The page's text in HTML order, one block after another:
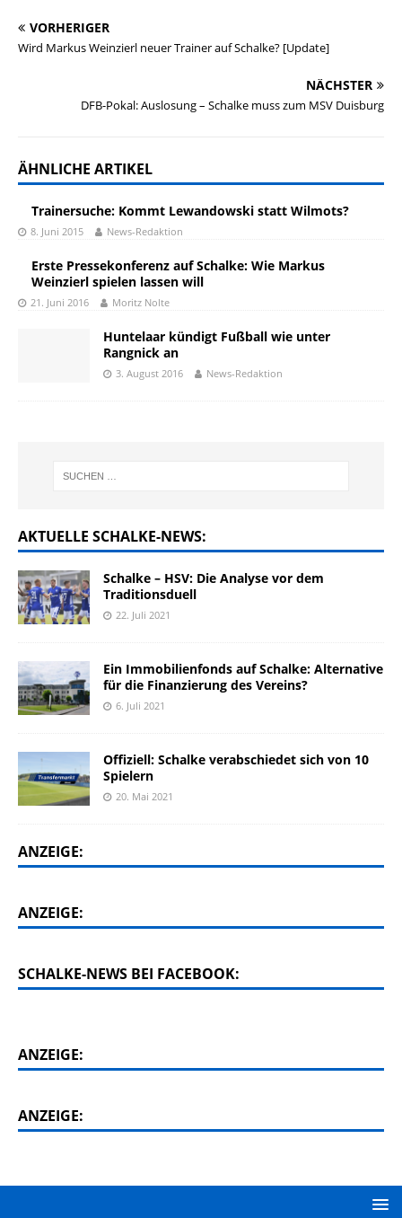
VORHERIGER
Wird Markus Weinzierl neuer Trainer auf Schalke? [Update]
NÄCHSTER
DFB-Pokal: Auslosung – Schalke muss zum MSV Duisburg
ÄHNLICHE ARTIKEL
Trainersuche: Kommt Lewandowski statt Wilmots?
8. Juni 2015 News-Redaktion
Erste Pressekonferenz auf Schalke: Wie Markus
Weinzierl spielen lassen will
21. Juni 2016 Moritz Nolte
Huntelaar kündigt Fußball wie unter
Rangnick an
3. August 2016 News-Redaktion
AKTUELLE SCHALKE-NEWS:
Schalke – HSV: Die Analyse vor dem
Traditionsduell
22. Juli 2021
Ein Immobilienfonds auf Schalke: Alternative
für die Finanzierung des Vereins?
6. Juli 2021
Offiziell: Schalke verabschiedet sich von 10
Spielern
20. Mai 2021
ANZEIGE:
ANZEIGE:
SCHALKE-NEWS BEI FACEBOOK:
ANZEIGE:
ANZEIGE: